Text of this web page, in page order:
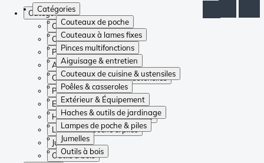
Catégories
Couteaux de poche
Couteaux à lames fixes
Pinces multifonctions
Aiguisage & entretien
Couteaux de cuisine & ustensiles
Poêles & casseroles
Extérieur & Équipement
Haches & outils de jardinage
Lampes de poche & piles
Jumelles
Outils à bois
Catégories
Couteaux de poche
Couteaux à lames fixes
Pinces multifonctions
Aiguisage & entretien
Couteaux de cuisine & ustensiles
Poêles & casseroles
Extérieur & Équipement
Haches & outils de jardinage
Lampes de poche & piles
Jumelles
Outils à bois